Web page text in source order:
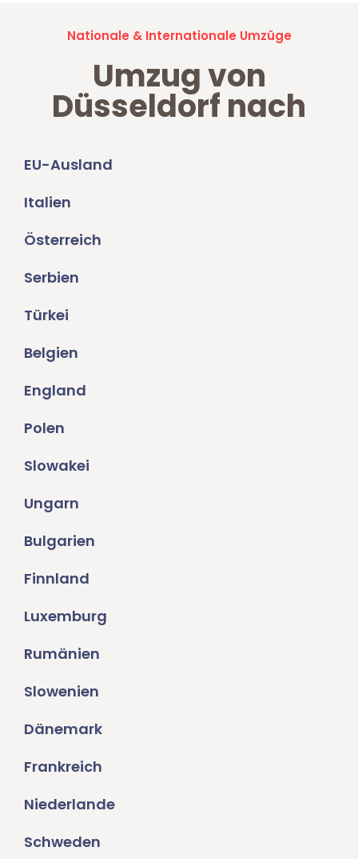
Nationale & Internationale Umzüge
Umzug von
Düsseldorf nach
EU-Ausland
Italien
Österreich
Serbien
Türkei
Belgien
England
Polen
Slowakei
Ungarn
Bulgarien
Finnland
Luxemburg
Rumänien
Slowenien
Dänemark
Frankreich
Niederlande
Schweden